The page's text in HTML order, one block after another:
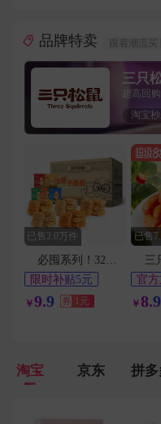
用户
用户
用户
用户
用户
用户
用户
用户
用户
用户
用户
品牌特卖 跟着潮流买
三只
超高回
淘宝
已售2.0万件
必囤系列！32包！三只松鼠蟹黄干脆面a2
限时补贴5元
41天最低价
￥9.9 券 1元
已售
官方
1元
￥ 8.9
淘宝 京东 拼多